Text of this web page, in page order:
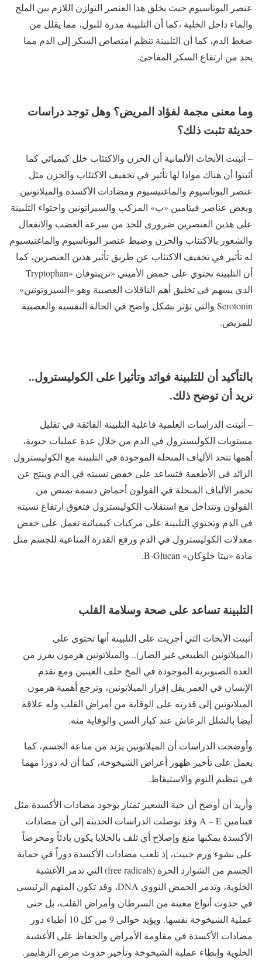
عنصر البوتاسيوم حيث يخلق هذا العنصر التوازن اللازم بين الملح
والماء داخل الخلية ،كما أن التلبينة مدرة للبول، مما يقلل من
ضغط الدم، كما أن التلبينة تنظم امتصاص السكر إلى الدم مما
يحد من ارتفاع السكر المفاجئ.
وما معنى مجمة لفؤاد المريض؟ وهل توجد دراسات
حديثة تثبت ذلك؟
– أثبتت الأبحاث الألمانية أن الحزن والاكتئاب خلل كيميائي كما
أثبتوا أن هناك موادا لها تأثير في تخفيف الاكتئاب والحزن مثل
عنصر البوتاسيوم والماغنيسيوم ومضادات الأكسدة والميلاتونين
وبعض عناصر فيتامين «ب» المركب والسيراتونين واحتواء التلبينة
على هذين العنصرين ضرورى للحد من سرعة الغضب والانفعال
والشعور بالاكتئاب والحزن وضبط عنصر البوتاسيوم والماغنيسيوم
له تأثير في تخفيف الاكتئاب عن طريق تأثير هذين العنصرين، كما
أن التلبينة تحتوي على حمض الأميني «تريبتوفان «Tryptophan
الذي يسهم في تخليق أهم الناقلات العصبية وهو «السيروتونين»
Serotonin والتي تؤثر بشكل واضح في الحالة النفسية والعصبية
للمريض.
بالتأكيد أن للتلبينة فوائد وتأثيرا على الكوليسترول..
نريد أن توضح ذلك.
– أثبتت الدراسات العلمية فاعلية التلبينة الفائقة في تقليل
مستويات الكوليسترول في الدم من خلال عدة عمليات حيوية،
أهمها تتحد الألياف المنحلة الموجودة في التلبينة مع الكوليسترول
الزائد في الأطعمة فتساعد على خفض نسبته في الدم وينتج عن
تخمر الألياف المنحلة في القولون أحماض دسمة تمتص من
القولون وتتداخل مع استقلاب الكوليسترول فتعوق ارتفاع نسبته
في الدم وتحتوي التلبينة على مركبات كيميائية تعمل على خفض
معدلات الكوليسترول في الدم ورفع القدرة المناعية للجسم مثل
مادة «بيتا جلوكان» B-Glucan.
التلبينة تساعد على صحة وسلامة القلب
أثبتت الأبحاث التي أجريت على التلبينة أنها تحتوى على
(الميلاتونين الطبيعي غير الضار).. والميلاتونين هرمون يفرز من
الغدة الصنوبرية الموجودة في المخ خلف العينين ومع تقدم
الإنسان في العمر يقل إفراز الميلاتونين، وترجع أهمية هرمون
الميلاتونين إلى قدرته على الوقاية من أمراض القلب وله علاقة
أيضا بالشلل الرعاش عند كبار السن والوقاية منه.
وأوضحت الدراسات أن الميلاتونين يزيد من مناعة الجسم، كما
يعمل على تأخير ظهور أعراض الشيخوخة، كما أن له دورا مهما
في تنظيم النوم والاستيقاظ.
وأريد أن أوضح أن حبة الشعير تمتاز بوجود مضادات الأكسدة مثل
فيتامين A – E وقد توصلت الدراسات الحديثة إلى أن مضادات
الأكسدة يمكنها منع وإصلاح أي تلف بالخلايا يكون بادئاً ومحرضاً
على نشوء ورم خبيث، إذ تلعب مضادات الأكسدة دوراً في حماية
الجسم من الشوارد الحرة (free radicals) التي تدمر الأغشية
الخلوية، وتدمر الحمض النووي DNA، وقد تكون المتهم الرئيسي
في حدوث أنواع معينة من السرطان وأمراض القلب، بل حتى
عملية الشيخوخة نفسها. ويؤيد حوالي 9 من كل 10 أطباء دور
مضادات الأكسدة في مقاومة الأمراض والحفاظ على الأغشية
الخلوية وإبطاء عملية الشيخوخة وتأخير حدوث مرض الزهايمر.